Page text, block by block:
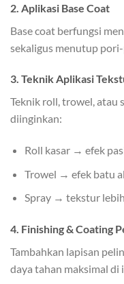
2. Aplikasi Base Coat
Base coat berfungsi
sekaligus menutup
3. Teknik Aplikasi
Teknik roll, trowel, atau
diinginkan:
Roll kasar → efek
Trowel → efek batu
Spray → tekstur
4. Finishing & Coating
Tambahkan lapisan
daya tahan maksimal di